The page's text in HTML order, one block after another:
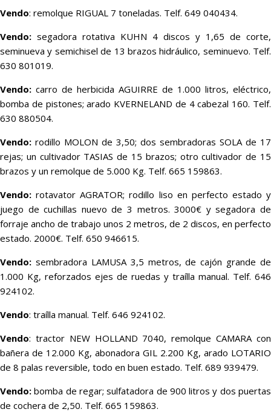
Vendo: remolque RIGUAL 7 toneladas. Telf. 649 040434.
Vendo: segadora rotativa KUHN 4 discos y 1,65 de corte,
seminueva y semichisel de 13 brazos hidráulico, seminuevo. Telf.
630 801019.
Vendo: carro de herbicida AGUIRRE de 1.000 litros, eléctrico,
bomba de pistones; arado KVERNELAND de 4 cabezal 160. Telf.
630 880504.
Vendo: rodillo MOLON de 3,50; dos sembradoras SOLA de 17
rejas; un cultivador TASIAS de 15 brazos; otro cultivador de 15
brazos y un remolque de 5.000 Kg. Telf. 665 159863.
Vendo: rotavator AGRATOR; rodillo liso en perfecto estado y
juego de cuchillas nuevo de 3 metros. 3000€ y segadora de
forraje ancho de trabajo unos 2 metros, de 2 discos, en perfecto
estado. 2000€. Telf. 650 946615.
Vendo: sembradora LAMUSA 3,5 metros, de cajón grande de
1.000 Kg, reforzados ejes de ruedas y traílla manual. Telf. 646
924102.
Vendo: traílla manual. Telf. 646 924102.
Vendo: tractor NEW HOLLAND 7040, remolque CAMARA con
bañera de 12.000 Kg, abonadora GIL 2.200 Kg, arado LOTARIO
de 8 palas reversible, todo en buen estado. Telf. 689 939479.
Vendo: bomba de regar; sulfatadora de 900 litros y dos puertas
de cochera de 2,50. Telf. 665 159863.